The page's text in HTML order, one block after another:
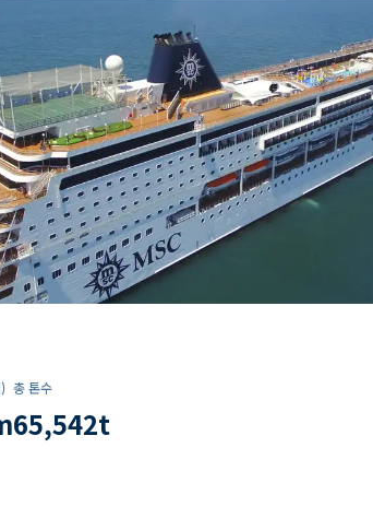
총 톤수
65,542t